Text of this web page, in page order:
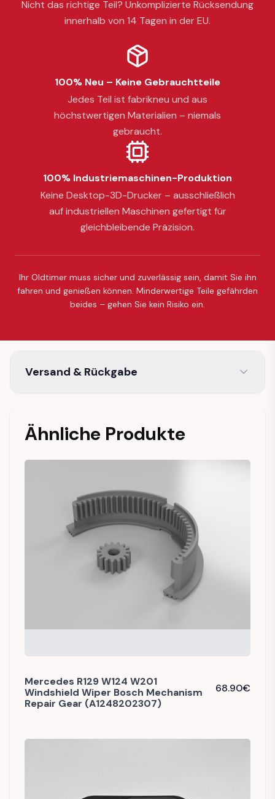
Nicht das richtige Teil? Unkomplizierte Rücksendung
innerhalb von 14 Tagen in der EU.
100% Neu – Keine Gebrauchtteile
Jedes Teil ist fabrikneu und aus
höchstwertigen Materialien – niemals
gebraucht.
100% Industriemaschinen-Produktion
Keine Desktop-3D-Drucker – ausschließlich
auf industriellen Maschinen gefertigt für
gleichbleibende Präzision.
Ihr Oldtimer muss sicher und zuverlässig sein, damit Sie ihn
fahren und genießen können. Minderwertige Teile gefährden
beides – gehen Sie kein Risiko ein.
Versand & Rückgabe
Ähnliche Produkte
Mercedes R129 W124 W201
Windshield Wiper Bosch Mechanism
Repair Gear (A1248202307)
68.90€